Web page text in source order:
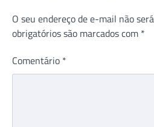
O seu endereço de e-mail não
obrigatórios são marcados com *
Comentário *